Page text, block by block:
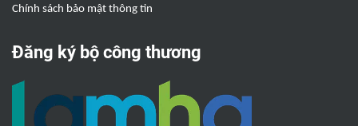
Chính sách bảo mật thông tin
Đăng ký bộ công thương